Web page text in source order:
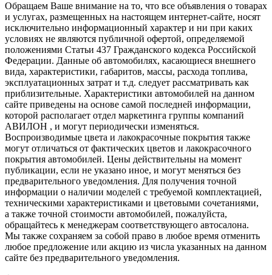
Обращаем Ваше внимание на то, что все объявления о товарах
и услугах, размещенных на настоящем интернет-сайте, носят
исключительно информационный характер и ни при каких
условиях не являются публичной офертой, определяемой
положениями Статьи 437 Гражданского кодекса Российской
Федерации. Данные об автомобилях, касающиеся внешнего
вида, характеристики, габаритов, массы, расхода топлива,
эксплуатационных затрат и т.д. следует рассматривать как
приблизительные. Характеристики автомобилей на данном
сайте приведены на основе самой последней информации,
которой располагает отдел маркетинга группы компаний
АВИЛОН , и могут периодически изменяться.
Воспроизводимые цвета и лакокрасочные покрытия также
могут отличаться от фактических цветов и лакокрасочного
покрытия автомобилей. Цены действительны на момент
публикации, если не указано иное, и могут меняться без
предварительного уведомления. Для получения точной
информации о наличии моделей с требуемой комплектацией,
техническими характеристиками и цветовыми сочетаниями,
а также точной стоимости автомобилей, пожалуйста,
обращайтесь к менеджерам соответствующего автосалона.
Мы также сохраняем за собой право в любое время отменить
любое предложение или акцию из числа указанных на данном
сайте без предварительного уведомления.